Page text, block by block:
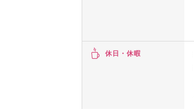
休日・休暇